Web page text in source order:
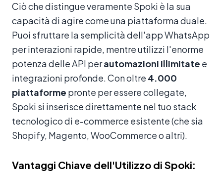
Ciò che distingue veramente Spoki è la sua
capacità di agire come una piattaforma duale.
Puoi sfruttare la semplicità dell'app WhatsApp
per interazioni rapide, mentre utilizzi l'enorme
potenza delle API perautomazioni illimitate e
integrazioni profonde. Con oltre 4.000
piattaforme pronte per essere collegate,
Spoki si inserisce direttamente nel tuo stack
tecnologico di e-commerce esistente (che sia
Shopify, Magento, WooCommerce o altri).
Vantaggi Chiave dell'Utilizzo di Spoki: